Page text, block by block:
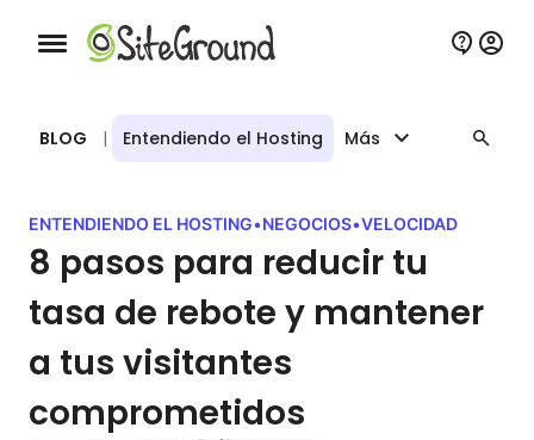
Botón de navegación móvil
BLOG | Entendiendo el Hosting Más
ENTENDIENDO EL HOSTING•NEGOCIOS•VELOCIDAD
8 pasos para reducir tu
tasa de rebote y mantener
a tus visitantes
comprometidos